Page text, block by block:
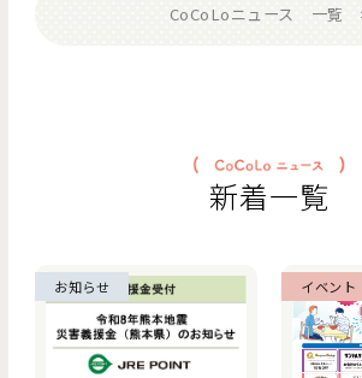
CoCoLoニュース 一覧
新着一覧
お知らせ イベント